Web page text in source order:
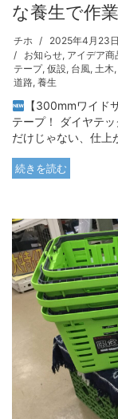
な養生で作
チホ
2025年4月23日
お知らせ, アイデア商
テープ, 仮設, 台風, 土木,
道路, 養生
【300mmワイド
テープ！ ダイヤテ
だけじゃない、仕上
続きを読む